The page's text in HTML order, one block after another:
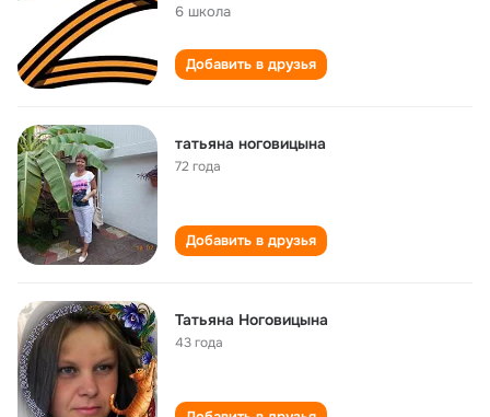
6 школа
Добавить в друзья
татьяна ноговицына
72 года
Добавить в друзья
Татьяна Ноговицына
43 года